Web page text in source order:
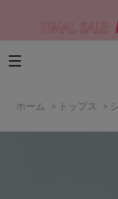
ホーム > トップス >